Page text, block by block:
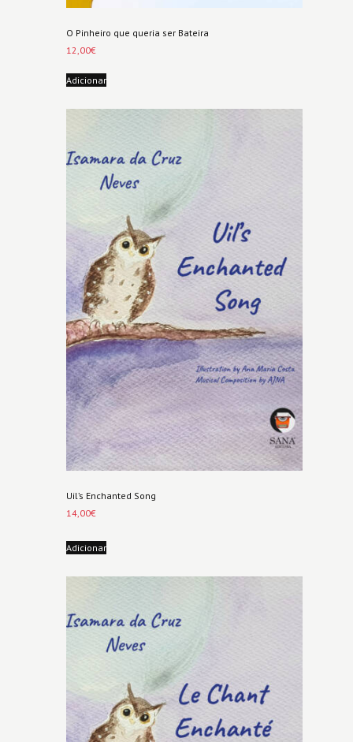
O Pinheiro que queria ser Bateira
12,00€
Adicionar
Uil’s Enchanted Song
14,00€
Adicionar